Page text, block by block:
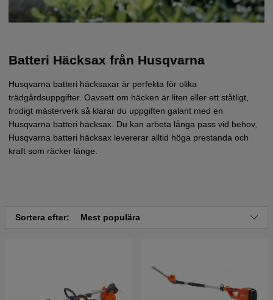
Batteri Häcksax från Husqvarna
Husqvarna batteri häcksaxar är perfekta för olika
trädgårdsuppgifter. Oavsett om häcken är liten eller ett ståtligt,
frodigt mästerverk så klarar du uppgiften galant med en
Husqvarna batteri häcksax. Du kan arbeta långa pass vid behov,
Husqvarna batteri häcksax levererar alltid höga prestanda och
kraft som räcker länge.
Sortera efter: Mest populära